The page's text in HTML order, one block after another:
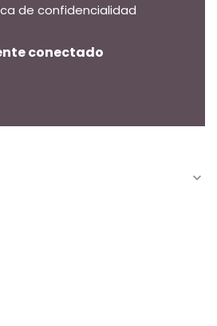
de confidencialidad
conectado
